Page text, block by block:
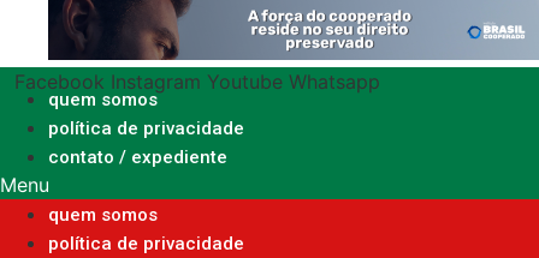
o
conteúdo
Facebook Instagram Youtube Whatsapp
quem somos
política de privacidade
contato / expediente
Menu
quem somos
política de privacidade